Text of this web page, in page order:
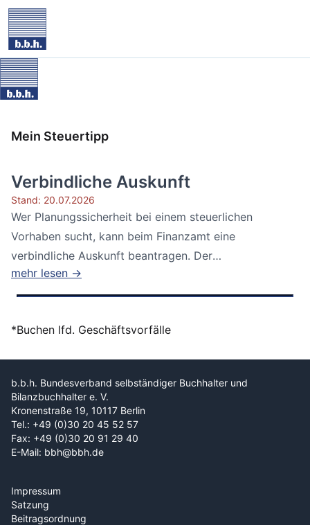
Mein Steuertipp
Verbindliche Auskunft
Stand: 20.07.2026
Wer Planungssicherheit bei einem steuerlichen
Vorhaben sucht, kann beim Finanzamt eine
verbindliche Auskunft beantragen. Der
Bundesfinanzhof...
mehr lesen →
*Buchen lfd. Geschäftsvorfälle
b.b.h. Bundesverband selbständiger Buchhalter und
Bilanzbuchhalter e. V.
Kronenstraße 19, 10117 Berlin
Tel.: +49 (0)30 20 45 52 57
Fax: +49 (0)30 20 91 29 40
E-Mail: bbh@bbh.de
Impressum
Satzung
Beitragsordnung